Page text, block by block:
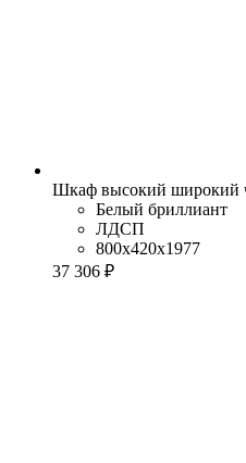
Шкаф высокий широкий
Белый бриллиант
ЛДСП
800x420x1977
37 306 ₽